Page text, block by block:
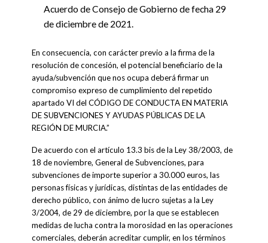
Acuerdo de Consejo de Gobierno de fecha 29
de diciembre de 2021.
En consecuencia, con carácter previo a la firma de la
resolución de concesión, el potencial beneficiario de la
ayuda/subvención que nos ocupa deberá firmar un
compromiso expreso de cumplimiento del repetido
apartado VI del CÓDIGO DE CONDUCTA EN MATERIA
DE SUBVENCIONES Y AYUDAS PÚBLICAS DE LA
REGIÓN DE MURCIA.”
De acuerdo con el artículo 13.3 bis de la Ley 38/2003, de
18 de noviembre, General de Subvenciones, para
subvenciones de importe superior a 30.000 euros, las
personas físicas y jurídicas, distintas de las entidades de
derecho público, con ánimo de lucro sujetas a la Ley
3/2004, de 29 de diciembre, por la que se establecen
medidas de lucha contra la morosidad en las operaciones
comerciales, deberán acreditar cumplir, en los términos